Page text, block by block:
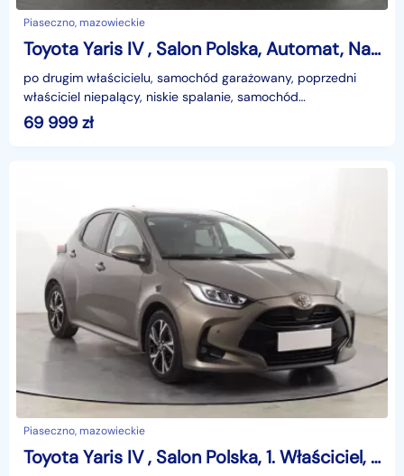
Piaseczno, mazowieckie
Toyota Yaris IV , Salon Polska, Automat, Navi, Klimatronic, Tempomat
po drugim właścicielu, samochód garażowany, poprzedni
właściciel niepalący, niskie spalanie, samochód
reprezentacyjny, pojazd zakupiony jako nowy u
autoryzowane
69 999 zł
Piaseczno, mazowieckie
Toyota Yaris IV , Salon Polska, 1. Właściciel, Serwis ASO, Automat,